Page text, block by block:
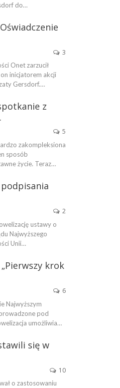
do…
3
Onet zarzucił
inicjatorem akcji
Gersdorf.…
z
5
zakompleksiona
sposób
życie. Teraz…
2
ustawy o
Najwyższego
Unii…
krok
6
Najwyższym
pod
umożliwia…
się w
10
o zastosowaniu